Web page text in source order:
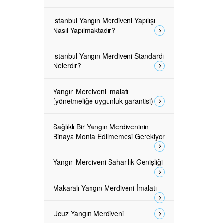
İstanbul Yangın Merdiveni Yapılışı
Nasıl Yapılmaktadır?
İstanbul Yangın Merdiveni Standardı
Nelerdir?
Yangın Merdiveni İmalatı
(yönetmeliğe uygunluk garantisi)
Sağlıklı Bir Yangın Merdiveninin
Binaya Monta Edilmemesi Gerekiyor
Yangın Merdiveni Sahanlık Genişliği
Makaralı Yangın Merdiveni İmalatı
Ucuz Yangın Merdiveni